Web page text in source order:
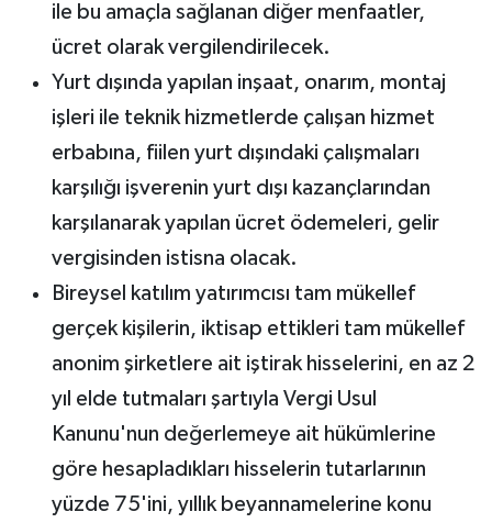
ile bu amaçla sağlanan diğer menfaatler,
ücret olarak vergilendirilecek.
Yurt dışında yapılan inşaat, onarım, montaj
işleri ile teknik hizmetlerde çalışan hizmet
erbabına, fiilen yurt dışındaki çalışmaları
karşılığı işverenin yurt dışı kazançlarından
karşılanarak yapılan ücret ödemeleri, gelir
vergisinden istisna olacak.
Bireysel katılım yatırımcısı tam mükellef
gerçek kişilerin, iktisap ettikleri tam mükellef
anonim şirketlere ait iştirak hisselerini, en az 2
yıl elde tutmaları şartıyla Vergi Usul
Kanunu'nun değerlemeye ait hükümlerine
göre hesapladıkları hisselerin tutarlarının
yüzde 75'ini, yıllık beyannamelerine konu